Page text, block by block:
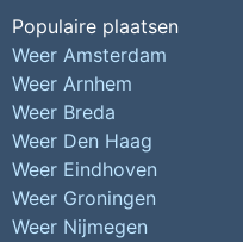
Populaire plaatsen
Weer Amsterdam
Weer Arnhem
Weer Breda
Weer Den Haag
Weer Eindhoven
Weer Groningen
Weer Nijmegen